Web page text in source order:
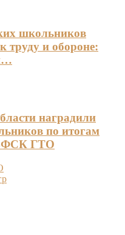
школьников
труду и обороне:
наградили
по итогам
ГТО